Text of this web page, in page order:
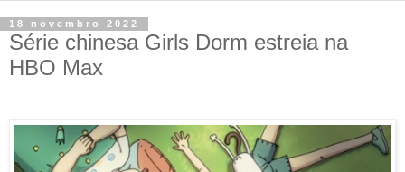
18 novembro 2022
Série chinesa Girls Dorm estreia na
HBO Max